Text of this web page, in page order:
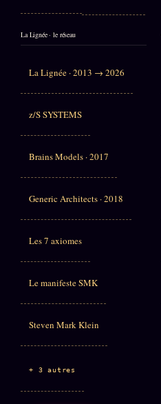
La Lignée · le réseau
La Lignée · 2013 → 2026
z/S SYSTEMS
Brains Models · 2017
Generic Architects · 2018
Les 7 axiomes
Le manifeste SMK
Steven Mark Klein
+ 3 autres